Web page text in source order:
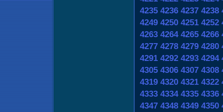
4235 4236 4237 4238
4249 4250 4251 4252
4263 4264 4265 4266
4277 4278 4279 4280
4291 4292 4293 4294
4305 4306 4307 4308
4319 4320 4321 4322
4333 4334 4335 4336
4347 4348 4349 4350